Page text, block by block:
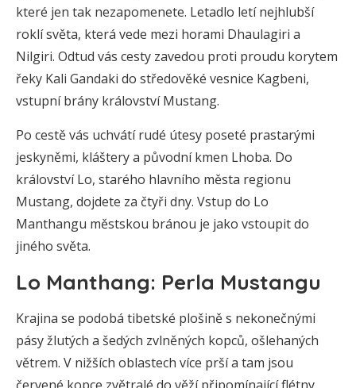
které jen tak nezapomenete. Letadlo letí nejhlubší
roklí světa, která vede mezi horami Dhaulagiri a
Nilgiri. Odtud vás cesty zavedou proti proudu korytem
řeky Kali Gandaki do středověké vesnice Kagbeni,
vstupní brány království Mustang.
Po cestě vás uchvátí rudé útesy poseté prastarými
jeskyněmi, kláštery a původní kmen Lhoba. Do
království Lo, starého hlavního města regionu
Mustang, dojdete za čtyři dny. Vstup do Lo
Manthangu městskou bránou je jako vstoupit do
jiného světa.
Lo Manthang: Perla Mustangu
Krajina se podobá tibetské plošině s nekonečnými
pásy žlutých a šedých zvlněných kopců, ošlehaných
větrem. V nižších oblastech více prší a tam jsou